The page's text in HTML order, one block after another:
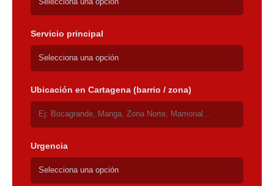
Servicio principal
Ubicación en Cartagena (barrio / zona)
Urgencia